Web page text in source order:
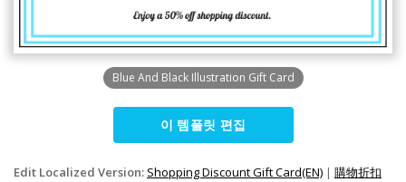
Blue And Black Illustration Gift Card
이 템플릿 편집
Edit Localized Version: Shopping Discount Gift Card(EN) | 購物折扣